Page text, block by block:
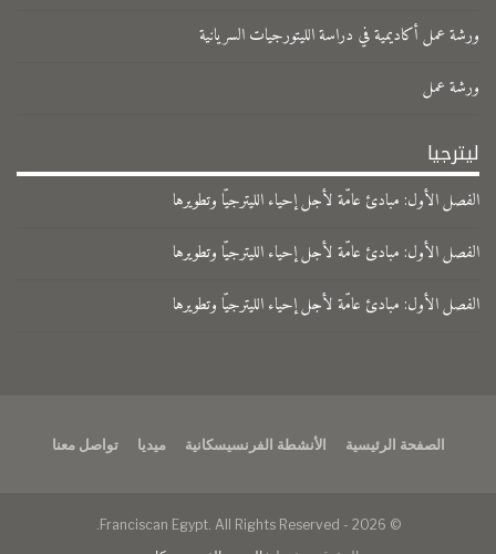
ورشة عمل أكاديمية في دراسة الليتورجيات السريانية
ورشة عمل
ليترجيا
الفصل الأول: مبادئ عامّة لأجل إحياء الليترجيّا وتطويرها
الفصل الأول: مبادئ عامّة لأجل إحياء الليترجيّا وتطويرها
الفصل الأول: مبادئ عامّة لأجل إحياء الليترجيّا وتطويرها
الصفحة الرئيسية الأنشطة الفرنسيسكانية ميديا تواصل معنا
© 2026 - Franciscan Egypt. All Rights Reserved.